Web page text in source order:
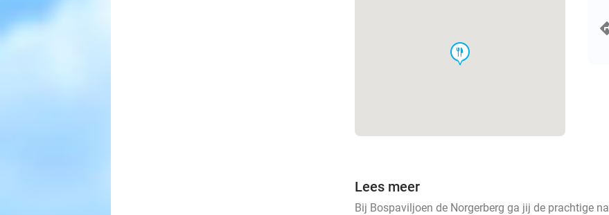
food
Lees meer
Bij Bospaviljoen de Norgerberg ga jij de prachtige